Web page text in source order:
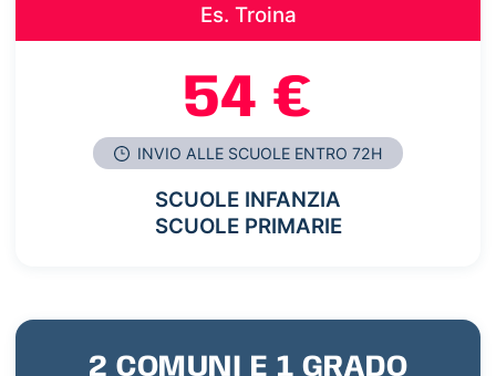
Es. Troina
54 €
INVIO ALLE SCUOLE ENTRO 72H
SCUOLE INFANZIA
SCUOLE PRIMARIE
2 COMUNI E 1 GRADO